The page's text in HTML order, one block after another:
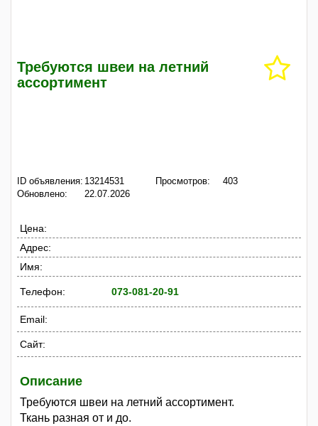
Требуются швеи на летний
ассортимент
ID объявления: 13214531
Обновлено:
22.07.2026
Просмотров: 403
Цена:
Адрес:
Имя:
Телефон: 073-081-20-91
Email:
Сайт:
Описание
Требуются швеи на летний ассортимент.
Ткань разная от и до.